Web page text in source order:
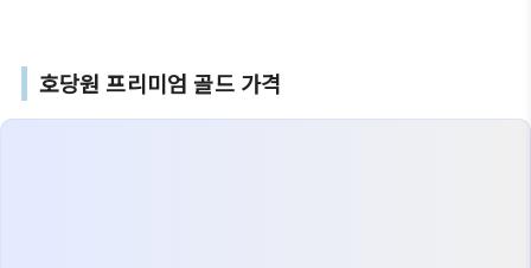
호당원 프리미엄 골드 가격